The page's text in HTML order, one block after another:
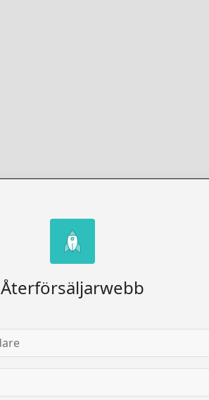
Återförsäljarwebb